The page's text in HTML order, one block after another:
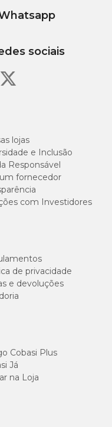
lojas
e Inclusão
Responsável
fornecedor
com Investidores
de privacidade
e devoluções
Cobasi Plus
Já
na Loja
sociais